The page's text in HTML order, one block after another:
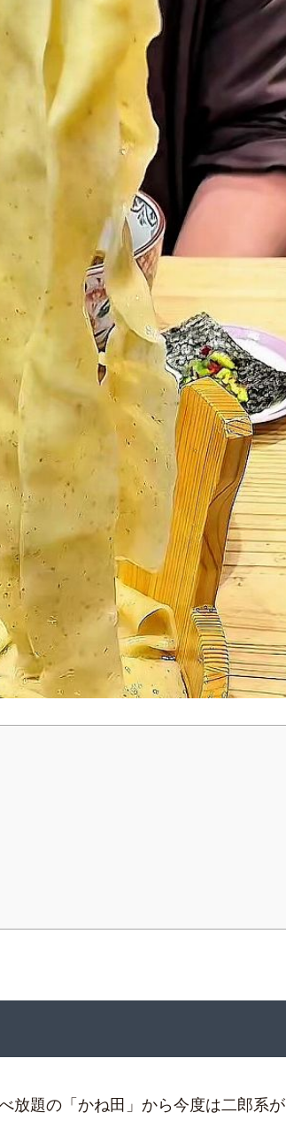
放題の「かね田」から今度は二郎系が